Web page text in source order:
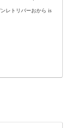
レトリバーおから is